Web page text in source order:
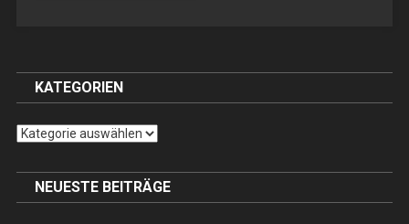
KATEGORIEN
Kategorien
NEUESTE BEITRÄGE